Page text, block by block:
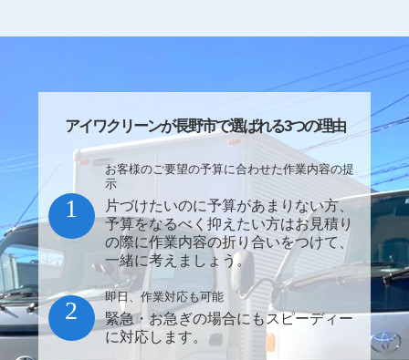
アイワクリーンが長野市で選ばれる3つの理由
お客様のご要望の予算に合わせた作業内容の提
示
片づけたいのに予算があまりない方、
予算をなるべく抑えたい方はお見積り
の際に作業内容の折り合いをつけて、
一緒に考えましょう。
1
即日、作業対応も可能
緊急・お急ぎの場合にもスピーディー
に対応します。
2